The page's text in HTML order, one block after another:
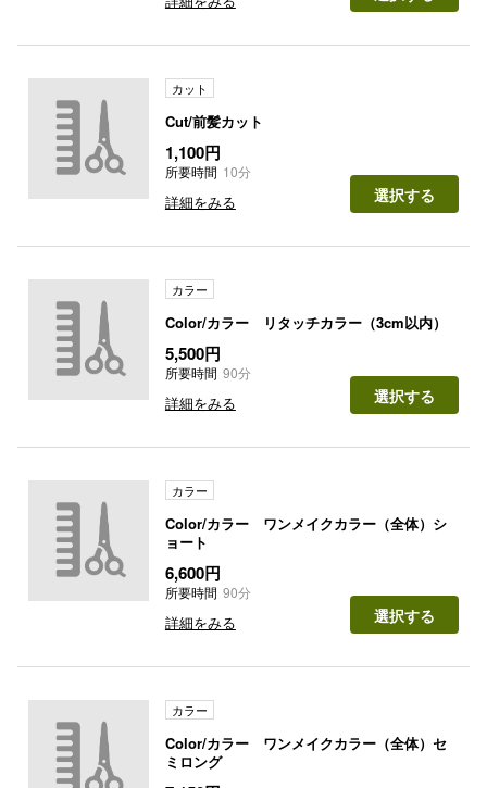
カット
Cut/前髪カット
1,100円
所要時間 10分
詳細をみる 選択する
カラー
Color/カラー リタッチカラー（3cm以内）
5,500円
所要時間 90分
詳細をみる 選択する
カラー
Color/カラー ワンメイクカラー（全体）シ
ョート
6,600円
所要時間 90分
詳細をみる 選択する
カラー
Color/カラー ワンメイクカラー（全体）セ
ミロング